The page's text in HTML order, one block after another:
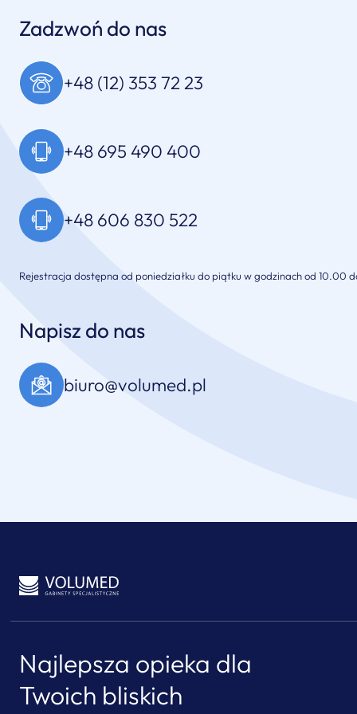
Zadzwoń do nas
+48 (12) 353 72 23
+48 695 490 400
+48 606 830 522
Rejestracja dostępna od poniedziałku do piątku w godzinach od 10.00
Napisz do nas
biuro@volumed.pl
Najlepsza opieka dla
Twoich bliskich